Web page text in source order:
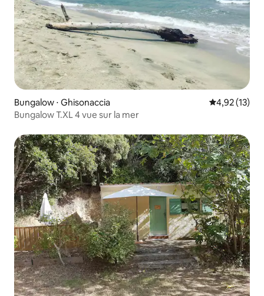
Bungalow ⋅ Ghisonaccia Évaluation
4,92 (13)
Bungalow T.XL 4 vue sur la mer